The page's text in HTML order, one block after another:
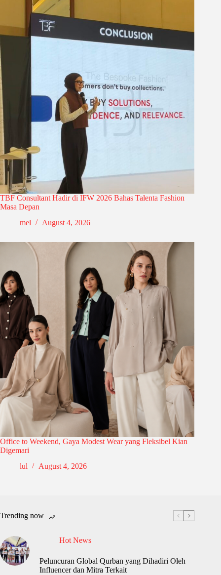
TBF Consultant Hadir di IFW 2026 Bahas Talenta Fashion
Masa Depan
mel
August 4, 2026
Office to Weekend, Gaya Modest Wear yang Fleksibel Kian
Digemari
lul
August 4, 2026
Trending now
Hot News
Peluncuran Global Qurban yang Dihadiri Oleh
Influencer dan Mitra Terkait